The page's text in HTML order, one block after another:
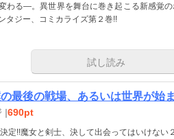
わる―。異世界を舞台に巻き起こる新感覚
タジー、コミカライズ第２巻!!
試し読み
最後の戦場、あるいは世界が始
|690pt
定!!魔女と剣士、決して出会ってはいけな